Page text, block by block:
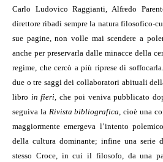
Carlo Ludovico Raggianti, Alfredo
direttore ribadì sempre la natura filosofico-
sue pagine, non volle mai scendere a
anche per preservarla dalle minacce della
regime, che cercò a più riprese di
due o tre saggi dei collaboratori abituali
libro in fieri, che poi veniva pubblicato
seguiva la Rivista bibliografica, cioè una
maggiormente emergeva l’intento
della cultura dominante; infine una serie
stesso Croce, in cui il filosofo, da una